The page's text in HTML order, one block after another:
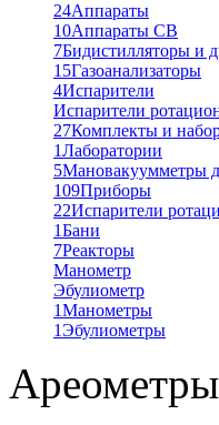
24Аппараты
10Аппараты СВ
7Бидистилляторы и
15Газоанализаторы
4Испарители
Испарители
27Комплекты и
1Лаборатории
5Мановакуумметры
109Приборы
22Испарители
1Бани
7Реакторы
Манометр
Эбулиометр
1Манометры
1Эбулиометры
Ареометры